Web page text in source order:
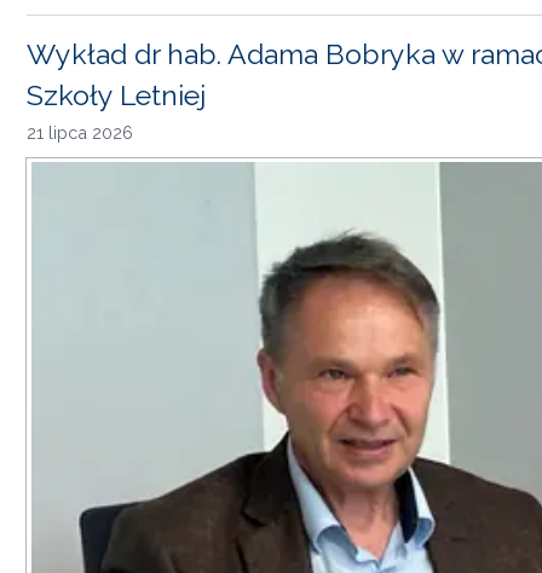
Wykład dr hab. Adama Bobryka w
Szkoły Letniej
21 lipca 2026